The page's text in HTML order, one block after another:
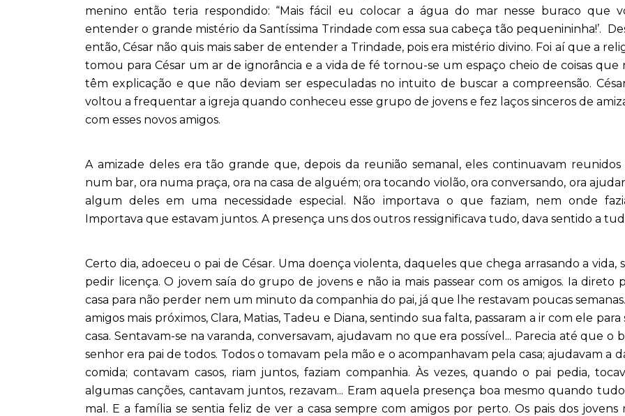
menino então teria respondido: “Mais fácil eu colocar a água do mar nesse buraco que
entender o grande mistério da Santíssima Trindade com essa sua cabeça tão pequenininha!’.
então, César não quis mais saber de entender a Trindade, pois era mistério divino. Foi aí que a
tomou para César um ar de ignorância e a vida de fé tornou-se um espaço cheio de coisas que
têm explicação e que não deviam ser especuladas no intuito de buscar a compreensão.
voltou a frequentar a igreja quando conheceu esse grupo de jovens e fez laços sinceros de
com esses novos amigos.
A amizade deles era tão grande que, depois da reunião semanal, eles continuavam reunidos
num bar, ora numa praça, ora na casa de alguém; ora tocando violão, ora conversando, ora
algum deles em uma necessidade especial. Não importava o que faziam, nem onde
Importava que estavam juntos. A presença uns dos outros ressignificava tudo, dava sentido a
Certo dia, adoeceu o pai de César. Uma doença violenta, daqueles que chega arrasando a vida,
pedir licença. O jovem saía do grupo de jovens e não ia mais passear com os amigos. Ia direto
casa para não perder nem um minuto da companhia do pai, já que lhe restavam poucas
amigos mais próximos, Clara, Matias, Tadeu e Diana, sentindo sua falta, passaram a ir com ele para
casa. Sentavam-se na varanda, conversavam, ajudavam no que era possível... Parecia até que o
senhor era pai de todos. Todos o tomavam pela mão e o acompanhavam pela casa; ajudavam a
comida; contavam casos, riam juntos, faziam companhia. Às vezes, quando o pai pedia,
algumas canções, cantavam juntos, rezavam... Eram aquela presença boa mesmo quando
mal. E a família se sentia feliz de ver a casa sempre com amigos por perto. Os pais dos jovens